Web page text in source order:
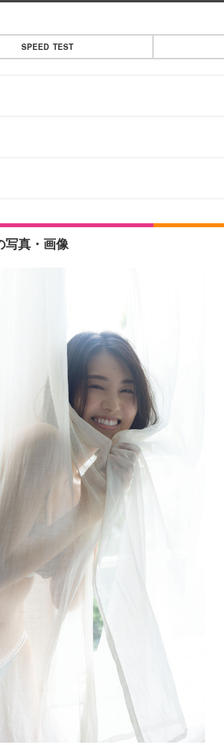
SPEED TEST
写真・画像